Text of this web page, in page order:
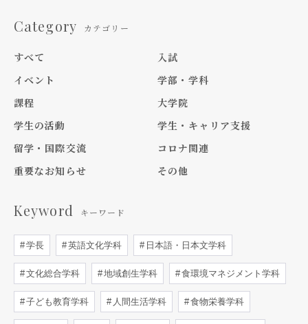
Category カテゴリー
すべて
入試
イベント
学部・学科
課程
大学院
学生の活動
学生・キャリア支援
留学・国際交流
コロナ関連
重要なお知らせ
その他
Keyword キーワード
学長 英語文化学科 日本語・日本文学科
文化総合学科 地域創生学科 食環境マネジメント学科
子ども教育学科 人間生活学科 食物栄養学科